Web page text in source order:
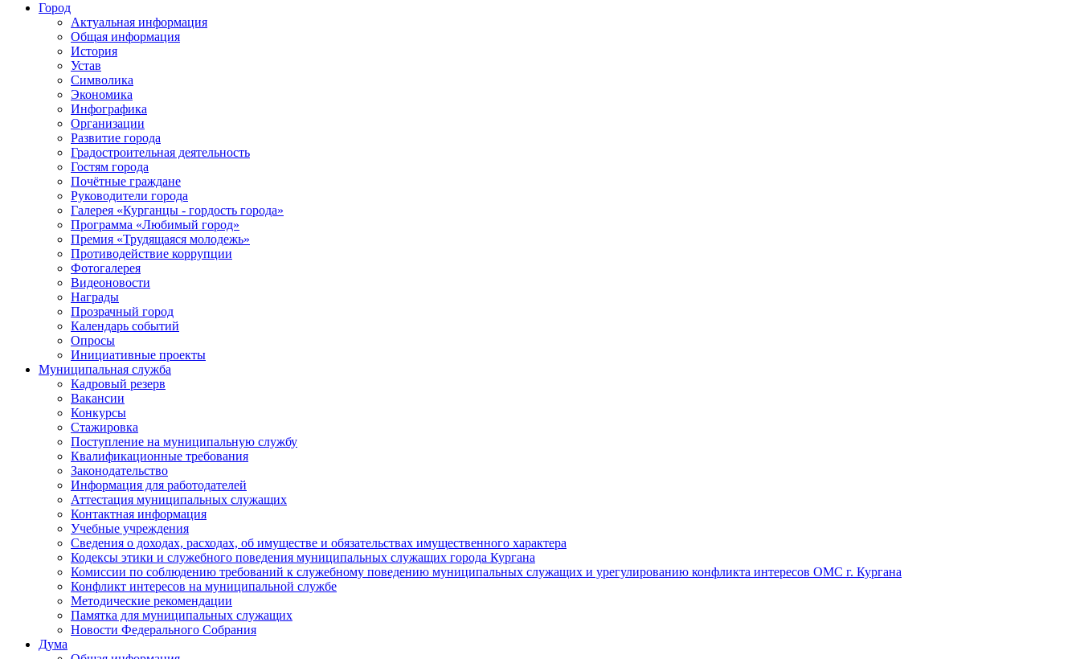
Город
Актуальная информация
Общая информация
История
Устав
Символика
Экономика
Инфографика
Организации
Развитие города
Градостроительная деятельность
Гостям города
Почётные граждане
Руководители города
Галерея «Курганцы - гордость города»
Программа «Любимый город»
Премия «Трудящаяся молодежь»
Противодействие коррупции
Фотогалерея
Видеоновости
Награды
Прозрачный город
Календарь событий
Опросы
Инициативные проекты
Муниципальная служба
Кадровый резерв
Вакансии
Конкурсы
Стажировка
Поступление на муниципальную службу
Квалификационные требования
Законодательство
Информация для работодателей
Аттестация муниципальных служащих
Контактная информация
Учебные учреждения
Сведения о доходах, расходах, об имуществе и обязательствах имущественного характера
Кодексы этики и служебного поведения муниципальных служащих города Кургана
Комиссии по соблюдению требований к служебному поведению муниципальных служащих и урегулированию конфликта интересов ОМС г. Кургана
Конфликт интересов на муниципальной службе
Методические рекомендации
Памятка для муниципальных служащих
Новости Федерального Cобрания
Дума